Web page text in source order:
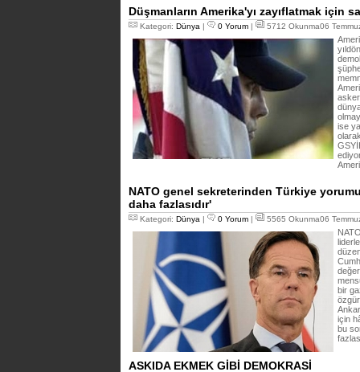
Düşmanların Amerika'yı zayıflatmak için
Kategori: Dünya | 0 Yorum | 5712 Okunma06
ise
NATO genel sekreterinden Türkiye
daha fazlasıdır'
Kategori: Dünya | 0 Yorum | 5565 Okunma06
bir
için
bu
ASKIDA EKMEK GİBİ DEMOKRASİ